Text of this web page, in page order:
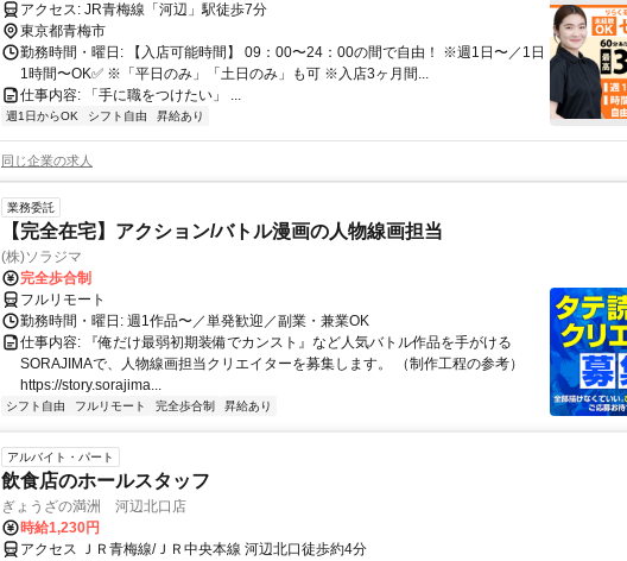
アクセス: JR青梅線「河辺」駅徒歩7分
東京都青梅市
勤務時間・曜日: 【入店可能時間】 09：00〜24：00の間で自由！ ※週1日〜／1日
1時間〜OK✅ ※「平日のみ」「土日のみ」も可 ※入店3ヶ月間...
仕事内容: 「手に職をつけたい」 ...
週1日からOK シフト自由 昇給あり
同じ企業の求人
業務委託
【完全在宅】アクション/バトル漫画の人物線画担当
(株)ソラジマ
完全歩合制
フルリモート
勤務時間・曜日: 週1作品〜／単発歓迎／副業・兼業OK
仕事内容: 『俺だけ最弱初期装備でカンスト』など人気バトル作品を手がける
SORAJIMAで、人物線画担当クリエイターを募集します。 （制作工程の参考）
https://story.sorajima...
シフト自由 フルリモート 完全歩合制 昇給あり
アルバイト・パート
飲食店のホールスタッフ
ぎょうざの満洲 河辺北口店
時給1,230円
アクセス ＪＲ青梅線/ＪＲ中央本線 河辺北口徒歩約4分